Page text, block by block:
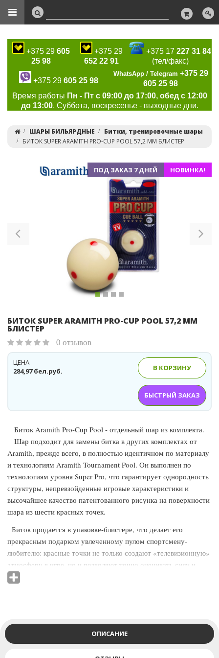
+375 29 605
25 98
+375 29
652 22 91
+375 17227 31 84
(тел/факс)
+375 29 605 25 98
WhatsApp / Telegram +375 29
605 25 98
Время работы Пн - Пт с 09:00 до 17:00, обед с 12:00
до 13:00, Суббота, воскресенье - выходные дни.
ШАРЫ БИЛЬЯРДНЫЕ
Битки, тренировочные шары
БИТОК SUPER ARAMITH PRO-CUP POOL 57,2 ММ БЛИСТЕР
ПОД ЗАКАЗ 7 ДНЕЙ НОВИНКА!
БИТОК SUPER ARAMITH PRO-CUP POOL 57,2 ММ
БЛИСТЕР
0 отзывов
284,97 бел.руб.
ЦЕНА
В КОРЗИНУ
БЫСТРЫЙ ЗАКАЗ
Биток Aramith Pro-Cup Pool - отдельный шар из комплекта.
Шар подходит для замены битка в других комплектах от
Aramith, прежде всего, в полностью идентичном по материалу
и технологиям Aramith Tournament Pool. Он выполнен по
технологиям уровня Super Pro, что гарантирует однородность
структуры, непревзойденные игровые характеристики и
высочайшее качество патентованного рисунка на поверхности
шара из шести красных точек.
Биток продается в упаковке-блистере, что делает его
прекрасным подарком увлеченному пулом спортсмену-
любителю: красные точки не только создают «телевизионную»
атмосферу в игре, но и позволяют точно оценивать силу и
направление вращения шара при тренировках.
фенол-альдегидной смолы компания занялась в 1950 году, и за
прошедшие годы стала мировым монополистом, запатентовав
ОПИСАНИЕ